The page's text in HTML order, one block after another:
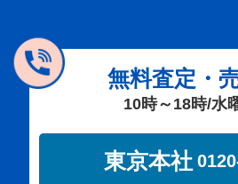
無料査定・
10時～18時/水
東京本社